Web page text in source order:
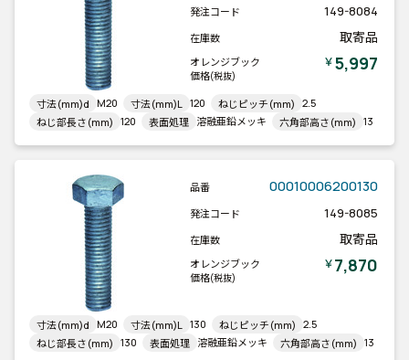
発注コード 149-8084
在庫数 取寄品
オレンジブック
価格(税抜)
￥5,997
寸法(mm)d M20 寸法(mm)L 120 ねじピッチ(mm) 2.5
ねじ部長さ(mm) 120 表面処理 溶融亜鉛メッキ 六角部高さ(mm) 13
品番 00010006200130
発注コード 149-8085
在庫数 取寄品
オレンジブック
価格(税抜)
￥7,870
寸法(mm)d M20 寸法(mm)L 130 ねじピッチ(mm) 2.5
ねじ部長さ(mm) 130 表面処理 溶融亜鉛メッキ 六角部高さ(mm) 13